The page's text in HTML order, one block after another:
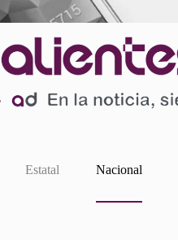
Estatal Nacional